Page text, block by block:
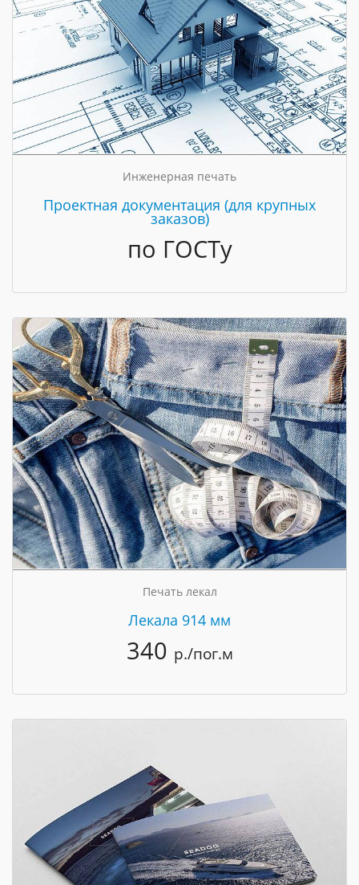
Инженерная печать
Проектная документация (для крупных
заказов)
по ГОСТу
Печать лекал
Лекала 914 мм
340 р./пог.м